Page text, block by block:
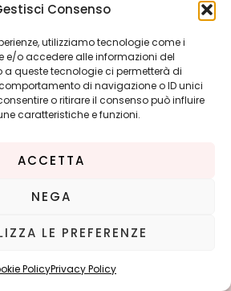
Consenso
utilizziamo tecnologie come i
e/o accedere alle informazioni del
a queste tecnologie ci permetterà di
di navigazione o ID unici
o ritirare il consenso può influire
caratteristiche e funzioni.
ACCETTA
NEGA
LE PREFERENZE
PolicyPrivacy Policy